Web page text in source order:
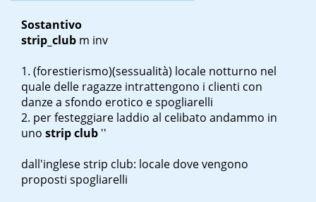
Sostantivo
strip_club m inv
(forestierismo)(sessualità) locale notturno nel
quale delle ragazze intrattengono i clienti con
danze a sfondo erotico e spogliarelli
per festeggiare laddio al celibato andammo in
uno strip club ''
dall'inglesestrip club: locale dove vengono
proposti spogliarelli